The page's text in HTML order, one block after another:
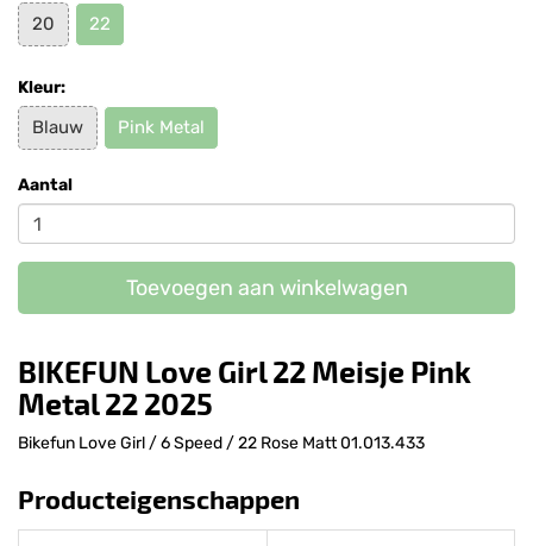
20 22
Kleur:
Blauw Pink Metal
Aantal
Toevoegen aan winkelwagen
BIKEFUN Love Girl 22 Meisje Pink
Metal 22 2025
Bikefun Love Girl / 6 Speed / 22 Rose Matt 01.013.433
Producteigenschappen